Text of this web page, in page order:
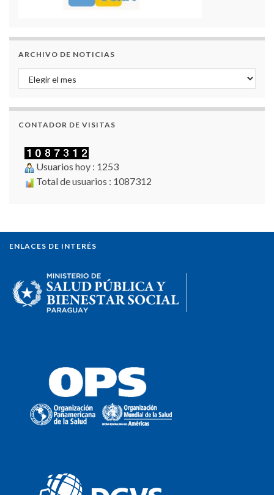
ARCHIVO DE NOTICIAS
Archivo de Noticias
CONTADOR DE VISITAS
Usuarios hoy : 1253
Total de usuarios : 1087312
ENLACES DE INTERÉS